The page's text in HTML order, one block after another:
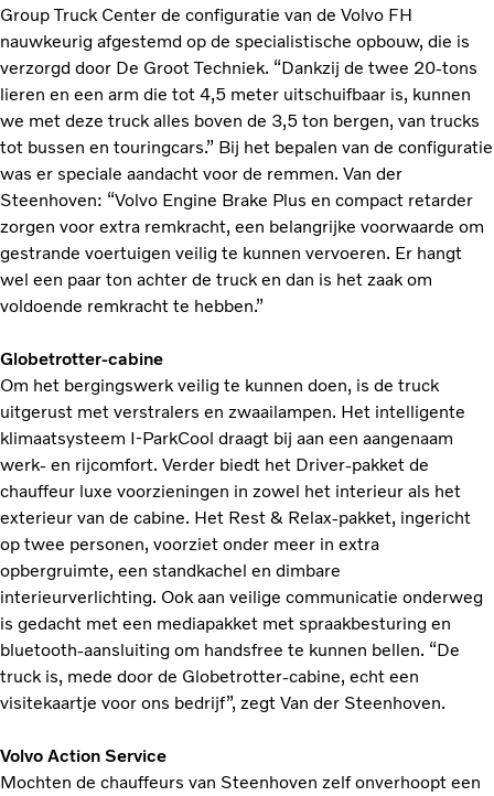
Group Truck Center de configuratie van de Volvo FH
nauwkeurig afgestemd op de specialistische opbouw, die is
verzorgd door De Groot Techniek. “Dankzij de twee 20-tons
lieren en een arm die tot 4,5 meter uitschuifbaar is, kunnen
we met deze truck alles boven de 3,5 ton bergen, van trucks
tot bussen en touringcars.” Bij het bepalen van de configuratie
was er speciale aandacht voor de remmen. Van der
Steenhoven: “Volvo Engine Brake Plus en compact retarder
zorgen voor extra remkracht, een belangrijke voorwaarde om
gestrande voertuigen veilig te kunnen vervoeren. Er hangt
wel een paar ton achter de truck en dan is het zaak om
voldoende remkracht te hebben.”
Globetrotter-cabine
Om het bergingswerk veilig te kunnen doen, is de truck
uitgerust met verstralers en zwaailampen. Het intelligente
klimaatsysteem I-ParkCool draagt bij aan een aangenaam
werk- en rijcomfort. Verder biedt het Driver-pakket de
chauffeur luxe voorzieningen in zowel het interieur als het
exterieur van de cabine. Het Rest & Relax-pakket, ingericht
op twee personen, voorziet onder meer in extra
opbergruimte, een standkachel en dimbare
interieurverlichting. Ook aan veilige communicatie onderweg
is gedacht met een mediapakket met spraakbesturing en
bluetooth-aansluiting om handsfree te kunnen bellen. “De
truck is, mede door de Globetrotter-cabine, echt een
visitekaartje voor ons bedrijf”, zegt Van der Steenhoven.
Volvo Action Service
Mochten de chauffeurs van Steenhoven zelf onverhoopt een